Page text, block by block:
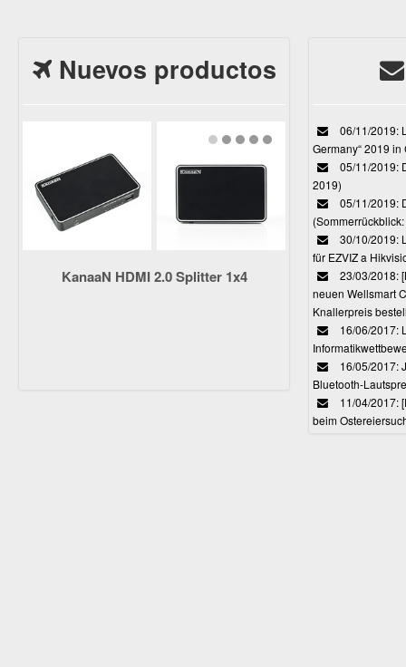
Nuevos productos
KanaaN HDMI 2.0 Splitter 1x4
06/11/2019:
Germany“ 2019
05/11/2019:
2019)
05/11/2019:
30/10/2019:
für EZVIZ a
23/03/2018:
neuen Wellsmart
Knallerpreis
16/06/2017:
16/05/2017:
Bluetooth-
11/04/2017:
beim